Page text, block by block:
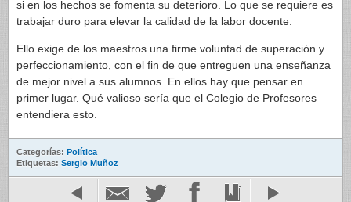
si en los hechos se fomenta su deterioro. Lo que se requiere es
trabajar duro para elevar la calidad de la labor docente.
Ello exige de los maestros una firme voluntad de superación y
perfeccionamiento, con el fin de que entreguen una enseñanza
de mejor nivel a sus alumnos. En ellos hay que pensar en
primer lugar. Qué valioso sería que el Colegio de Profesores
entendiera esto.
Categorías: Política
Etiquetas: Sergio Muñoz